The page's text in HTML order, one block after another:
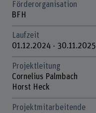
Förderorganisation
BFH
Laufzeit
01.12.2024 - 30.11.2025
Projektleitung
Cornelius Palmbach
Horst Heck
Projektmitarbeitende